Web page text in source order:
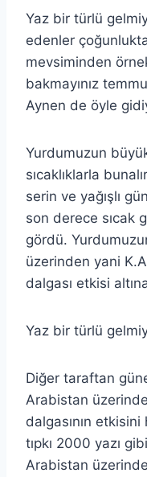
Yaz bir türlü
edenler
mevsiminden
bakmayınız
Aynen de öyle
Yurdumuzun
sıcaklıklarla
serin ve yağışlı
son derece sıcak
gördü.
üzerinden yani
dalgası etkisi
Yaz bir türlü
Diğer taraftan
Arabistan
dalgasının
tıpkı 2000 yazı
Arabistan